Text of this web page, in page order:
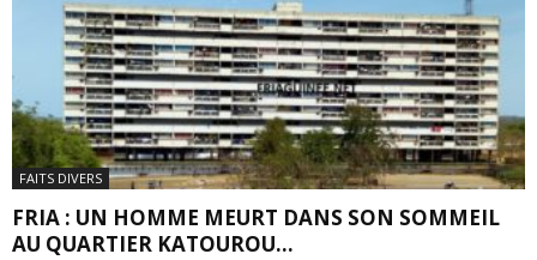
FAITS DIVERS
FRIA : UN HOMME MEURT DANS SON SOMMEIL
AU QUARTIER KATOUROU...